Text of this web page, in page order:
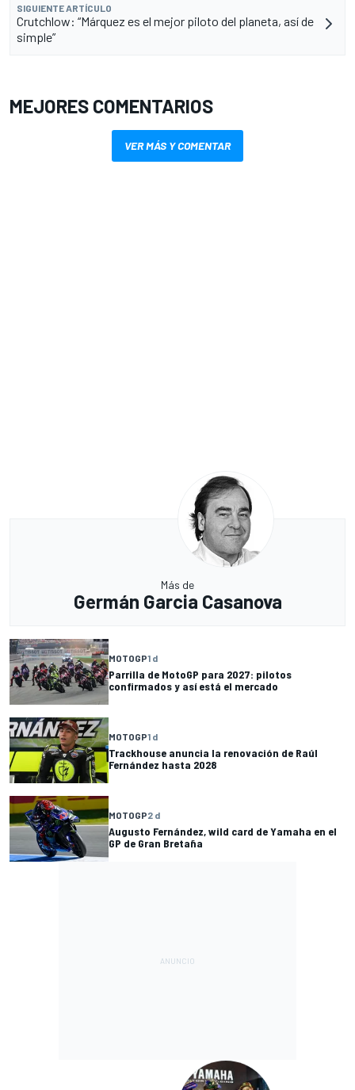
SIGUIENTE ARTÍCULO
Crutchlow: “Márquez es el mejor piloto del planeta, así de
simple”
MEJORES COMENTARIOS
VER MÁS Y COMENTAR
Más de
Germán Garcia Casanova
MOTOGP1 d
Parrilla de MotoGP para 2027: pilotos
confirmados y así está el mercado
MOTOGP1 d
Trackhouse anuncia la renovación de Raúl
Fernández hasta 2028
MOTOGP2 d
Augusto Fernández, wild card de Yamaha en el
GP de Gran Bretaña